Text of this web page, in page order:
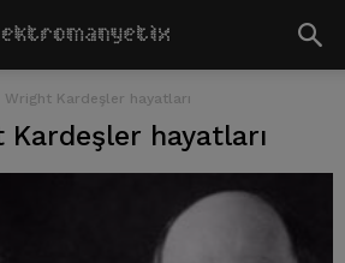
Wright Kardeşler hayatları
hayatları